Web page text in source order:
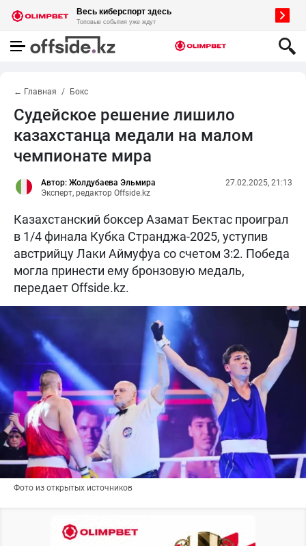
← Главная Бокс
Судейское решение лишило
казахстанца медали на малом
чемпионате мира
Автор: Жолдубаева Эльмира
Эксперт, редактор Offside.kz
27.02.2025, 21:13
Казахстанский боксер Азамат Бектас проиграл
в 1/4 финала Кубка Странджа-2025, уступив
австрийцу Лаки Аймуфуа со счетом 3:2. Победа
могла принести ему бронзовую медаль,
передает Offside.kz.
Фото из открытых источников